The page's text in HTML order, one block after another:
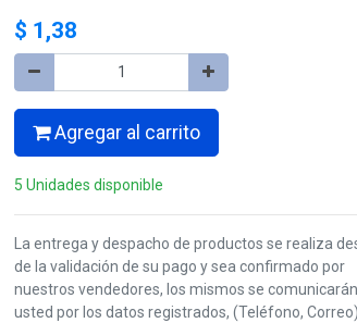
$ 1,38
Agregar al carrito
5 Unidades disponible
La entrega y despacho de productos se realiza
de la validación de su pago y sea confirmado por
nuestros vendedores, los mismos se
usted por los datos registrados, (Teléfono, Correo)